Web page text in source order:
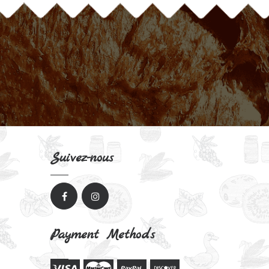
Suivez-nous
Payment Methods